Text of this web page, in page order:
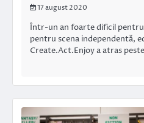
17 august 2020
Într-un an foarte dificil
pentru scena independentă,
Create.Act.Enjoy a atras